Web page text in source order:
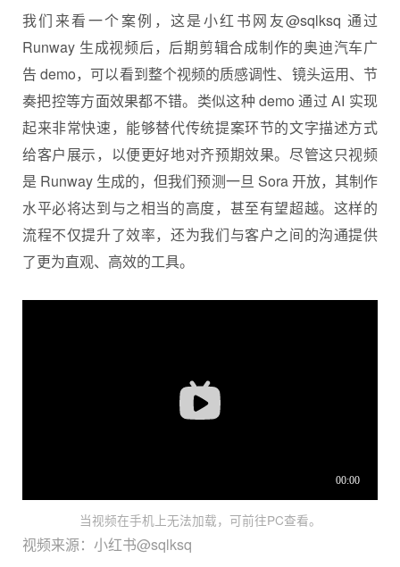
我们来看一个案例，这是小红书网友@sqlksq 通过
Runway 生成视频后，后期剪辑合成制作的奥迪汽车广
告 demo，可以看到整个视频的质感调性、镜头运用、节
奏把控等方面效果都不错。类似这种 demo 通过 AI 实现
起来非常快速，能够替代传统提案环节的文字描述方式
给客户展示，以便更好地对齐预期效果。尽管这只视频
是 Runway 生成的，但我们预测一旦 Sora 开放，其制作
水平必将达到与之相当的高度，甚至有望超越。这样的
流程不仅提升了效率，还为我们与客户之间的沟通提供
了更为直观、高效的工具。
当视频在手机上无法加载，可前往PC查看。
视频来源：小红书@sqlksq